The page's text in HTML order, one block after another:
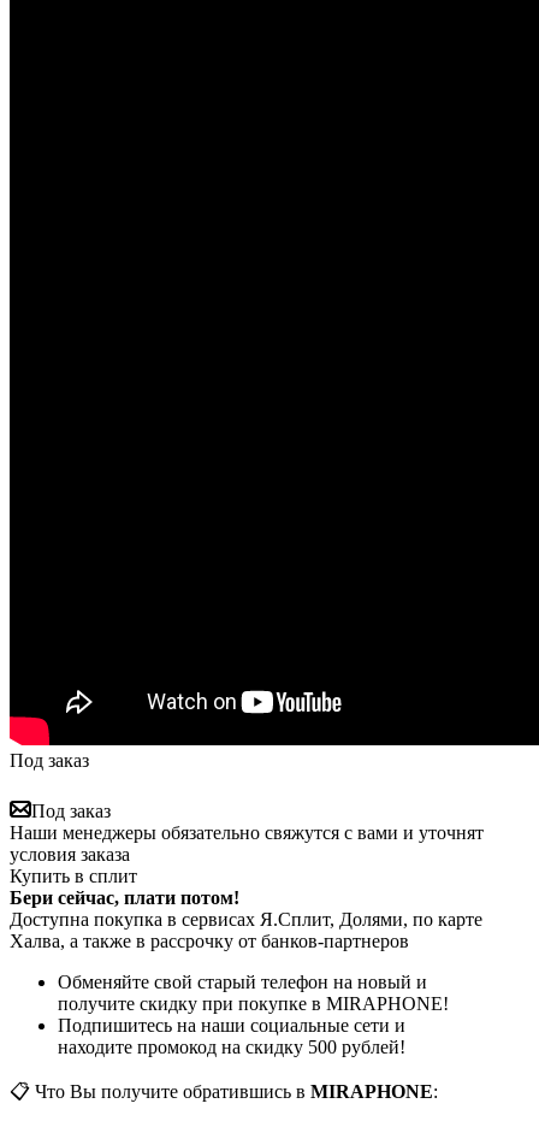
Под заказ
Под заказ
Наши менеджеры обязательно свяжутся с вами и уточнят
условия заказа
Купить в сплит
Бери сейчас, плати потом!
Доступна покупка в сервисах Я.Сплит, Долями, по карте
Халва, а также в рассрочку от банков-партнеров
Обменяйте свой старый телефон на новый и
получите скидку при покупке в MIRAPHONE!
Подпишитесь на наши социальные сети и
находите промокод на скидку 500 рублей!
📋 Что Вы получите обратившись в MIRAPHONE: